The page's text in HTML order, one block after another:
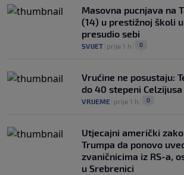
Masovna pucnjava na
(14) u prestižnoj školi
presudio sebi
SVIJET prije 1 h 0
Vrućine ne posustaju:
do 40 stepeni Celzijusa
VRIJEME prije 1 h 0
Utjecajni američki
Trumpa da ponovo
zvaničnicima iz RS-a,
u Srebrenici